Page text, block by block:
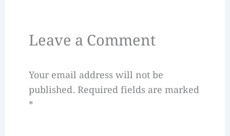
Leave a Comment
Your email address will not be
published. Required fields are marked
*